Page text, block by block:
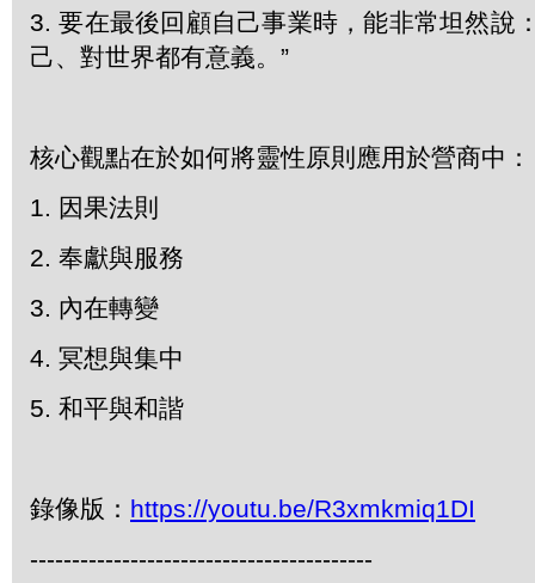
3. 要在最後回顧自己事業時，能非常坦然說
己、對世界都有意義。”
核心觀點在於如何將靈性原則應用於營商中：
1. 因果法則
2. 奉獻與服務
3. 內在轉變
4. 冥想與集中
5. 和平與和諧
錄像版： https://youtu.be/R3xmkmiq1DI
-----------------------------------------